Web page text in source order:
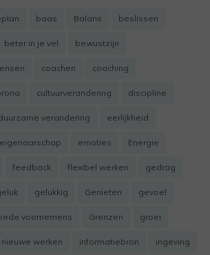
baas Balans beslissen
beter in je vel bewustzijn
coachen coaching
cultuurverandering discipline
verandering eerlijkheid
eigenaarschap emoties Energie
feedback flexibel werken gedrag
gelukkig Genieten gevoel
voornemens Grenzen groei
nieuwe werken informatiebron ingeving